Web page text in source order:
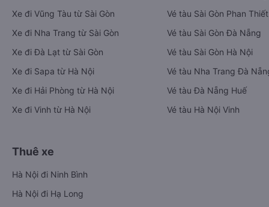
Xe đi Vũng Tàu từ Sài Gòn
Xe đi Nha Trang từ Sài Gòn
Xe đi Đà Lạt từ Sài Gòn
Xe đi Sapa từ Hà Nội
Xe đi Hải Phòng từ Hà Nội
Xe đi Vinh từ Hà Nội
Vé tàu Sài Gòn Phan Thiết
Vé tàu Sài Gòn Đà Nẵng
Vé tàu Sài Gòn Hà Nội
Vé tàu Nha Trang Đà
Vé tàu Đà Nẵng Huế
Vé tàu Hà Nội Vinh
Thuê xe
Hà Nội đi Ninh Bình
Hà Nội đi Hạ Long